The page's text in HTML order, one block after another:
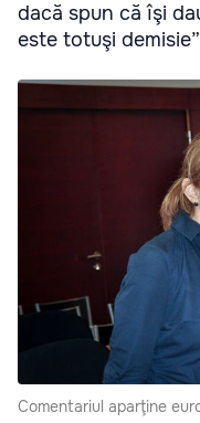
dacă spun că îşi
este totuşi
Comentariul aparţine